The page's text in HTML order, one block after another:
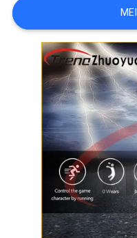
NOUVELLES
PLAN
PRIVACY
POLICY